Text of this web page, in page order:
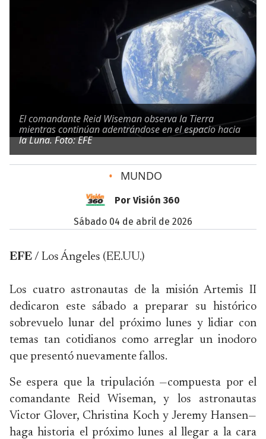
El comandante Reid Wiseman observa la Tierra
mientras continúan adentrándose en el espacio hacia
la Luna. Foto: EFE
• MUNDO
Por Visión 360
sábado 04 de abril de 2026
EFE / Los Ángeles (EE.UU.)
Los cuatro astronautas de la misión Artemis II
dedicaron este sábado a preparar su histórico
sobrevuelo lunar del próximo lunes y lidiar con
temas tan cotidianos como arreglar un inodoro
que presentó nuevamente fallos.
Se espera que la tripulación —compuesta por el
comandante Reid Wiseman, y los astronautas
Victor Glover, Christina Koch y Jeremy Hansen—
haga historia el próximo lunes al llegar a la cara